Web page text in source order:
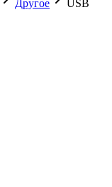
Другое
USB